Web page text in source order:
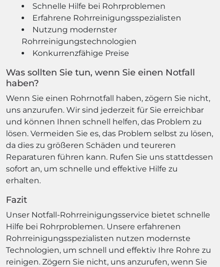
Schnelle Hilfe bei Rohrproblemen
Erfahrene Rohrreinigungsspezialisten
Nutzung modernster
Rohrreinigungstechnologien
Konkurrenzfähige Preise
Was sollten Sie tun, wenn Sie einen Notfall
haben?
Wenn Sie einen Rohrnotfall haben, zögern Sie nicht,
uns anzurufen. Wir sind jederzeit für Sie erreichbar
und können Ihnen schnell helfen, das Problem zu
lösen. Vermeiden Sie es, das Problem selbst zu lösen,
da dies zu größeren Schäden und teureren
Reparaturen führen kann. Rufen Sie uns stattdessen
sofort an, um schnelle und effektive Hilfe zu
erhalten.
Fazit
Unser Notfall-Rohrreinigungsservice bietet schnelle
Hilfe bei Rohrproblemen. Unsere erfahrenen
Rohrreinigungsspezialisten nutzen modernste
Technologien, um schnell und effektiv Ihre Rohre zu
reinigen. Zögern Sie nicht, uns anzurufen, wenn Sie